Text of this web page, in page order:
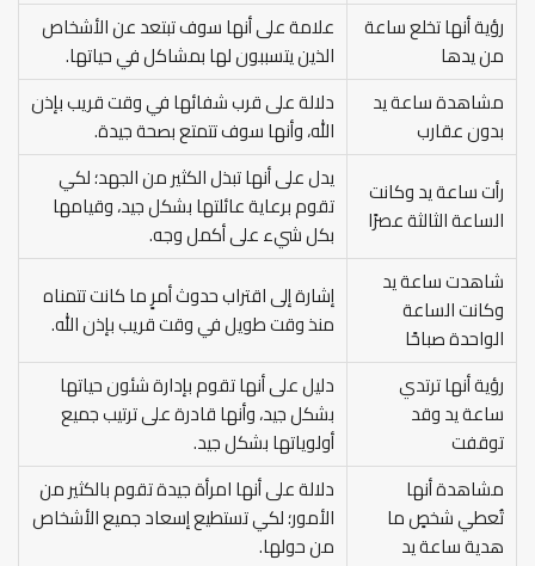
رؤية أنها تخلع ساعة
من يدها
علامة على أنها سوف تبتعد عن الأشخاص
الذين يتسببون لها بمشاكل في حياتها.
مشاهدة ساعة يد
بدون عقارب
دلالة على قرب شفائها في وقت قريب بإذن
الله، وأنها سوف تتمتع بصحة جيدة.
رأت ساعة يد وكانت
الساعة الثالثة عصرًا
يدل على أنها تبذل الكثير من الجهد؛ لكي
تقوم برعاية عائلتها بشكل جيد، وقيامها
بكل شيء على أكمل وجه.
شاهدت ساعة يد
وكانت الساعة
الواحدة صباحًا
إشارة إلى اقتراب حدوث أمرٍ ما كانت تتمناه
منذ وقت طويل في وقت قريب بإذن الله.
رؤية أنها ترتدي
ساعة يد وقد
توقفت
دليل على أنها تقوم بإدارة شئون حياتها
بشكل جيد، وأنها قادرة على ترتيب جميع
أولوياتها بشكل جيد.
مشاهدة أنها
تُعطي شخصٍ ما
هدية ساعة يد
دلالة على أنها امرأة جيدة تقوم بالكثير من
الأمور؛ لكي تستطيع إسعاد جميع الأشخاص
من حولها.